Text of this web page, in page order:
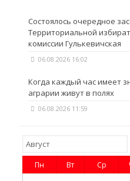
Состоялось очередное
Территориальной
комиссии Гулькевичская
06.08.2026 16:02
Когда каждый час имеет
аграрии живут в полях
06.08.2026 11:59
Пн Вт Ср